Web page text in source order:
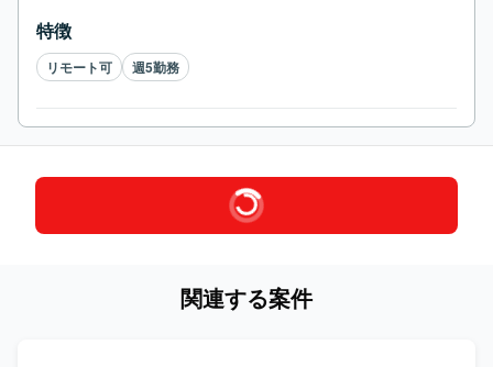
特徴
リモート可 週5勤務
関連する案件